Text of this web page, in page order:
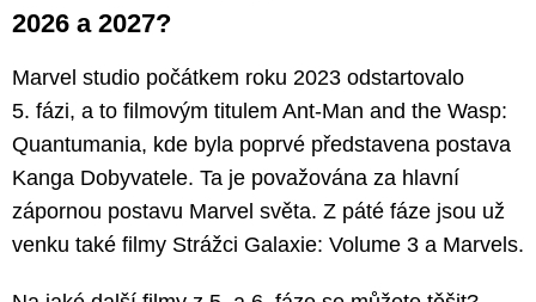
2026 a 2027?
Marvel studio počátkem roku 2023 odstartovalo
5. fázi, a to filmovým titulem Ant-Man and the Wasp:
Quantumania, kde byla poprvé představena postava
Kanga Dobyvatele. Ta je považována za hlavní
zápornou postavu Marvel světa. Z páté fáze jsou už
venku také filmy Strážci Galaxie: Volume 3 a Marvels.